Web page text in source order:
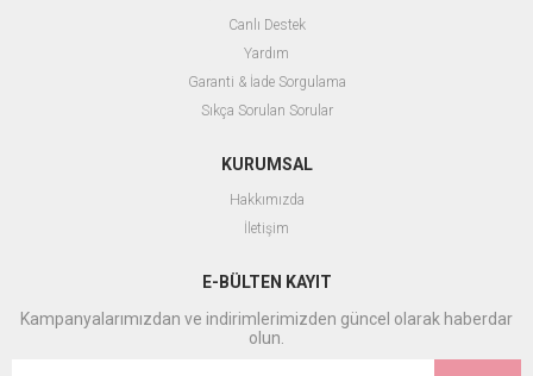
Canlı Destek
Yardım
Garanti & İade Sorgulama
Sıkça Sorulan Sorular
KURUMSAL
Hakkımızda
İletişim
E-BÜLTEN KAYIT
Kampanyalarımızdan ve indirimlerimizden güncel olarak haberdar
olun.